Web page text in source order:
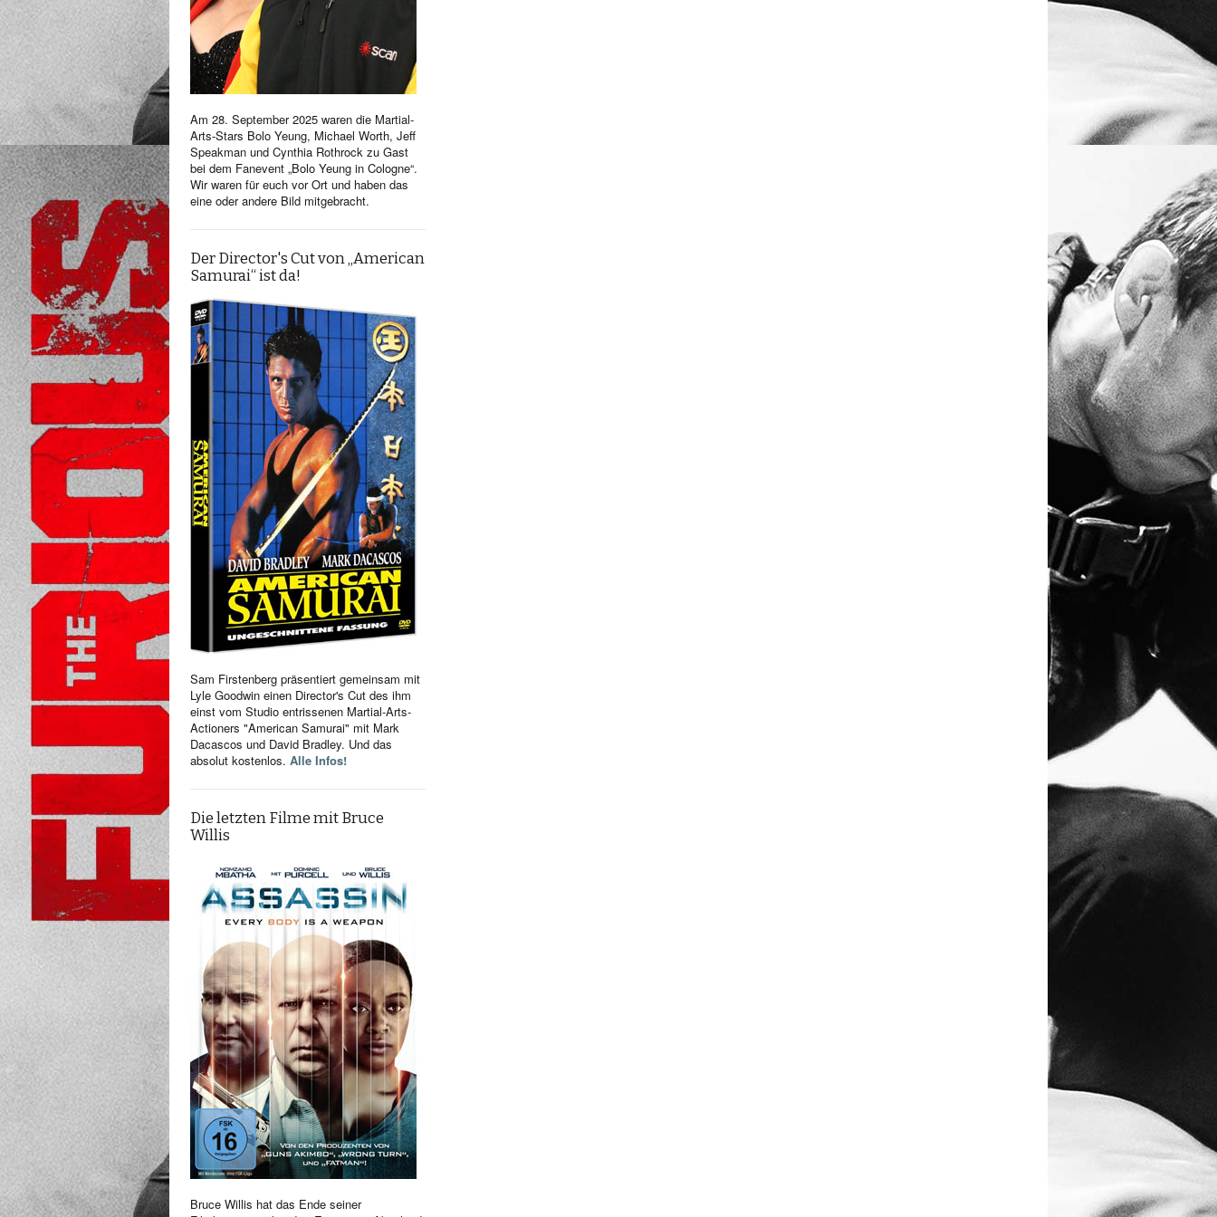
Am 28. September 2025 waren die Martial-
Arts-Stars Bolo Yeung, Michael Worth, Jeff
Speakman und Cynthia Rothrock zu Gast
bei dem Fanevent „Bolo Yeung in Cologne“.
Wir waren für euch vor Ort und haben das
eine oder andere Bild mitgebracht.
Der Director's Cut von „American
Samurai“ ist da!
Sam Firstenberg präsentiert gemeinsam mit
Lyle Goodwin einen Director's Cut des ihm
einst vom Studio entrissenen Martial-Arts-
Actioners "American Samurai" mit Mark
Dacascos und David Bradley. Und das
absolut kostenlos. Alle Infos!
Die letzten Filme mit Bruce
Willis
Bruce Willis hat das Ende seiner